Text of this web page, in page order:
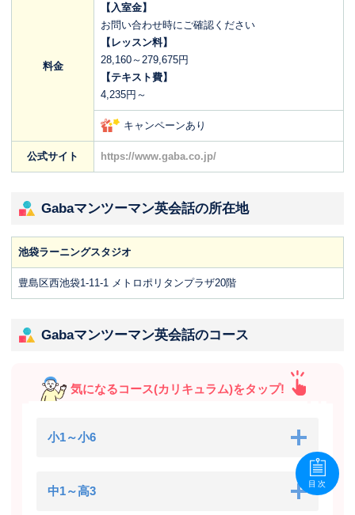
料金
【入室金】
お問い合わせ時にご確認ください
【レッスン料】
28,160～279,675円
【テキスト費】
4,235円～
キャンペーンあり
公式サイト https://www.gaba.co.jp/
Gabaマンツーマン英会話の所在地
池袋ラーニングスタジオ
豊島区西池袋1-11-1 メトロポリタンプラザ20階
Gabaマンツーマン英会話のコース
気になるコース(カリキュラム)をタップ!
小1～小6
中1～高3
目次